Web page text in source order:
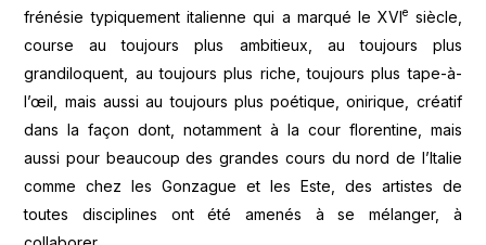
frénésie typiquement italienne qui a marqué le XVIe siècle,
course au toujours plus ambitieux, au toujours plus
grandiloquent, au toujours plus riche, toujours plus tape-à-
l’œil, mais aussi au toujours plus poétique, onirique, créatif
dans la façon dont, notamment à la cour florentine, mais
aussi pour beaucoup des grandes cours du nord de l’Italie
comme chez les Gonzague et les Este, des artistes de
toutes disciplines ont été amenés à se mélanger, à